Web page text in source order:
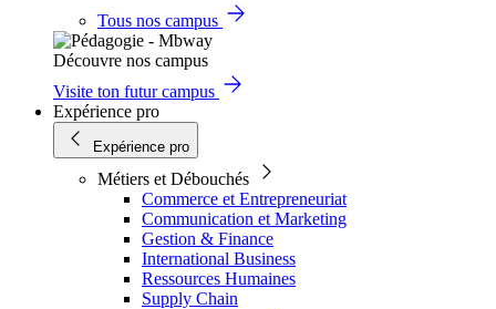
Tous nos campus
Découvre nos campus
Visite ton futur campus
Expérience pro
Expérience pro
Métiers et Débouchés
Commerce et Entrepreneuriat
Communication et Marketing
Gestion & Finance
International Business
Ressources Humaines
Supply Chain